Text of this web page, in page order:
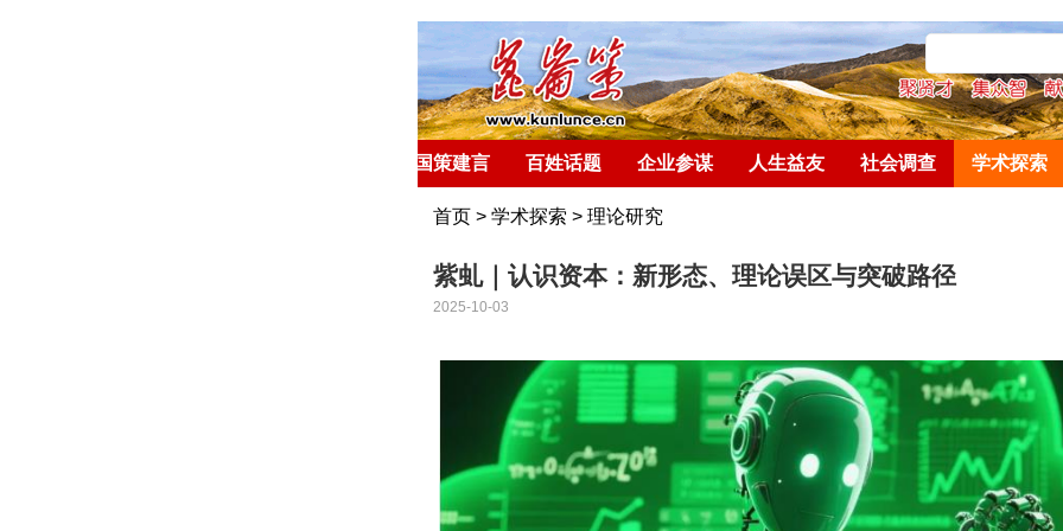
国策建言 百姓话题 企业参谋 人生益友 社会调查 学术探索
首页> 学术探索 > 理论研究
紫虬｜认识资本：新形态、理论误区与突破路径
2025-10-03